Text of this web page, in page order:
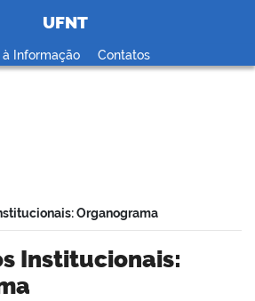
UFNT
à Informação Contatos
Organograma